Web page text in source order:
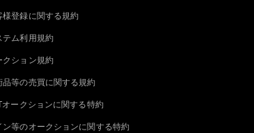
様登録に関する規約
テム利用規約
クション規約
品等の売買に関する規約
オークションに関する特約
ン等のオークションに関する特約